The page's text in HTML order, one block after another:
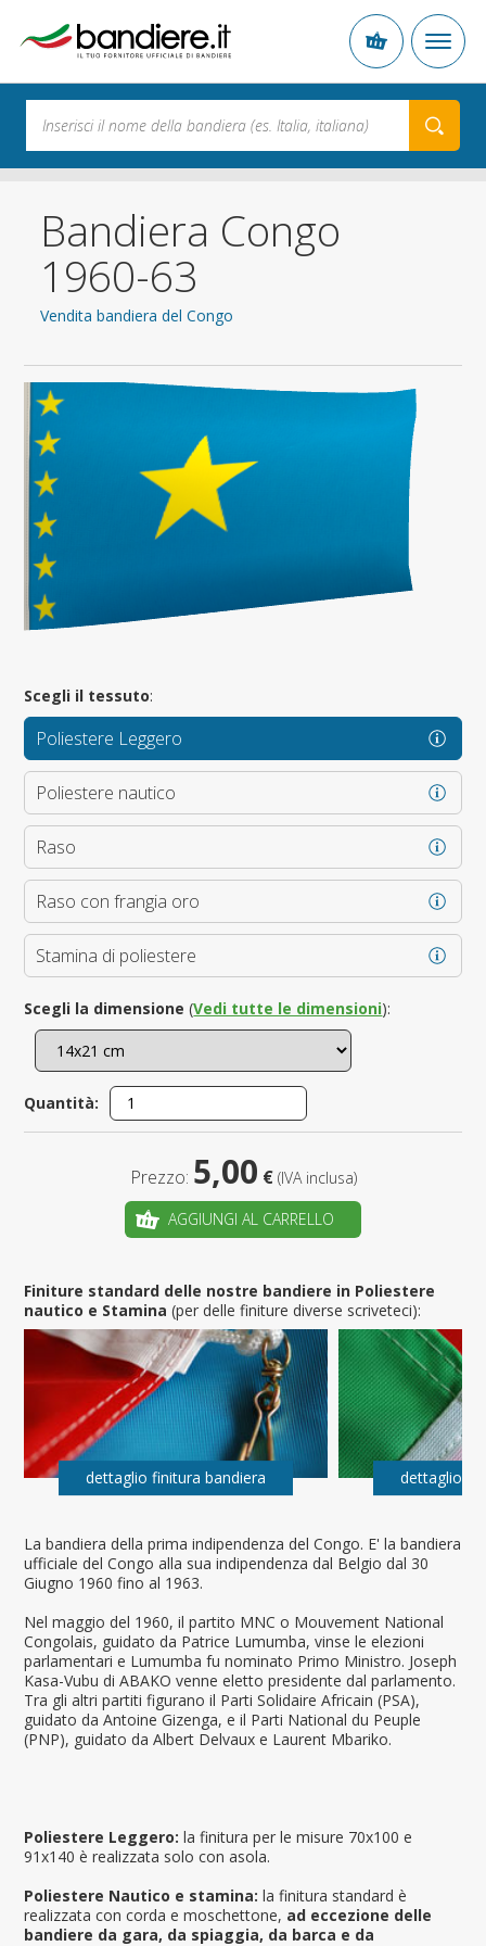
Bandiera Congo
1960-63
Vendita bandiera del Congo
La bandiera della prima indipendenza del Congo. E' la bandiera
ufficiale del Congo alla sua indipendenza dal Belgio dal 30
Giugno 1960 fino al 1963.
Nel maggio del 1960, il partito MNC o Mouvement National
Congolais, guidato da Patrice Lumumba, vinse le elezioni
parlamentari e Lumumba fu nominato Primo Ministro. Joseph
Kasa-Vubu di ABAKO venne eletto presidente dal parlamento.
Tra gli altri partiti figurano il Parti Solidaire Africain (PSA),
guidato da Antoine Gizenga, e il Parti National du Peuple
(PNP), guidato da Albert Delvaux e Laurent Mbariko.
Poliestere Leggero: la finitura per le misure 70x100 e
91x140 è realizzata solo con asola.
Poliestere Nautico e stamina: la finitura standard è
realizzata con corda e moschettone, ad eccezione delle
bandiere da gara, da spiaggia, da barca e da
Scegli il tessuto:
Poliestere Leggero
Poliestere nautico
Raso
Raso con frangia oro
Stamina di poliestere
Scegli la dimensione (Vedi tutte le dimensioni):
Quantità:
Prezzo: 5,00 € (IVA inclusa)
AGGIUNGI AL CARRELLO
Finiture standard delle nostre bandiere in Poliestere
nautico e Stamina(per delle finiture diverse scriveteci):
dettaglio finitura bandiera dettaglio